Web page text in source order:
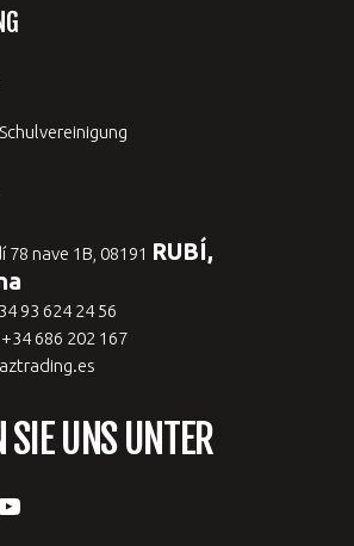
78 nave 1B, 08191 RUBÍ,
93 624 24 56
686 202 167
SIE UNS UNTER